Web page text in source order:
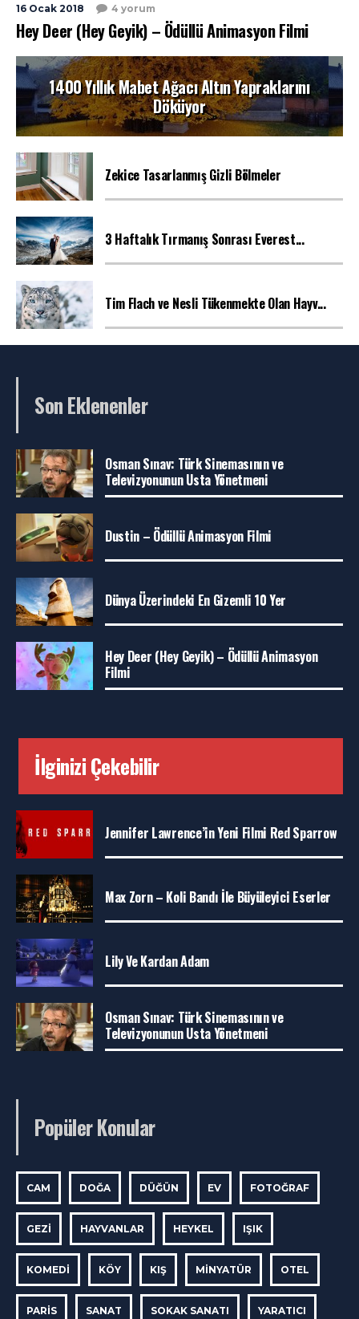
16 Ocak 2018 4 yorum
Hey Deer (Hey Geyik) – Ödüllü Animasyon Filmi
1400 Yıllık Mabet Ağacı Altın Yapraklarını
Döküyor
Zekice Tasarlanmış Gizli Bölmeler
3 Haftalık Tırmanış Sonrası Everest...
Tim Flach ve Nesli Tükenmekte Olan Hayv...
Son Eklenenler
Osman Sınav: Türk Sinemasının ve
Televizyonunun Usta Yönetmeni
Dustin – Ödüllü Animasyon Filmi
Dünya Üzerindeki En Gizemli 10 Yer
Hey Deer (Hey Geyik) – Ödüllü Animasyon
Filmi
İlginizi Çekebilir
Jennifer Lawrence’in Yeni Filmi Red Sparrow
Max Zorn – Koli Bandı İle Büyüleyici Eserler
Lily Ve Kardan Adam
Osman Sınav: Türk Sinemasının ve
Televizyonunun Usta Yönetmeni
Popüler Konular
CAM DOĞA DÜĞÜN EV FOTOĞRAF
GEZI HAYVANLAR HEYKEL IŞIK
KOMEDI KÖY KIŞ MINYATÜR OTEL
PARIS SANAT SOKAK SANATI YARATICI